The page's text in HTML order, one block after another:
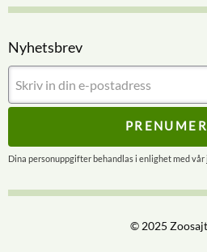
Nyhetsbrev
Dina personuppgifter behandlas i enlighet med vår
© 2025